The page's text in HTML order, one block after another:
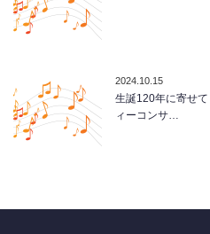
2024.10.15
生誕120年に寄せ
ィーコンサ…